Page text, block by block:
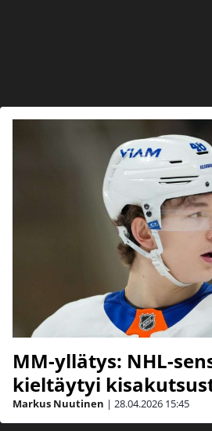
MM-yllätys: NHL-
kieltäytyi
Markus Nuutinen | 28.04.2026 15:45